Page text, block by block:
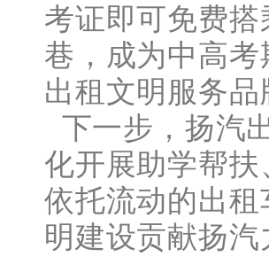
考证即可免费
巷，成为中高
出租文明服务品
下一步，扬汽
化开展助学帮
依托流动的出
明建设贡献扬汽